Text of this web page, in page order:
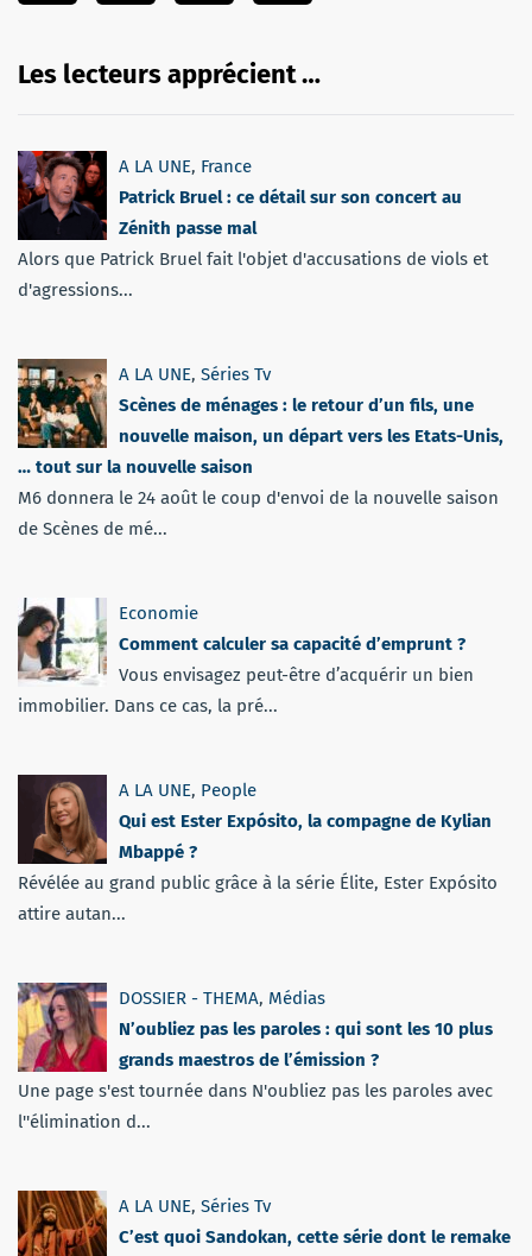
Les lecteurs apprécient …
A LA UNE, France
Patrick Bruel : ce détail sur son concert au
Zénith passe mal
Alors que Patrick Bruel fait l'objet d'accusations de viols et
d'agressions...
A LA UNE, Séries Tv
Scènes de ménages : le retour d’un fils, une
nouvelle maison, un départ vers les Etats-Unis,
… tout sur la nouvelle saison
M6 donnera le 24 août le coup d'envoi de la nouvelle saison
de Scènes de mé...
Economie
Comment calculer sa capacité d’emprunt ?
Vous envisagez peut-être d’acquérir un bien
immobilier. Dans ce cas, la pré...
A LA UNE, People
Qui est Ester Expósito, la compagne de Kylian
Mbappé ?
Révélée au grand public grâce à la série Élite, Ester Expósito
attire autan...
DOSSIER - THEMA, Médias
N’oubliez pas les paroles : qui sont les 10 plus
grands maestros de l’émission ?
Une page s'est tournée dans N'oubliez pas les paroles avec
l''élimination d...
A LA UNE, Séries Tv
C’est quoi Sandokan, cette série dont le remake